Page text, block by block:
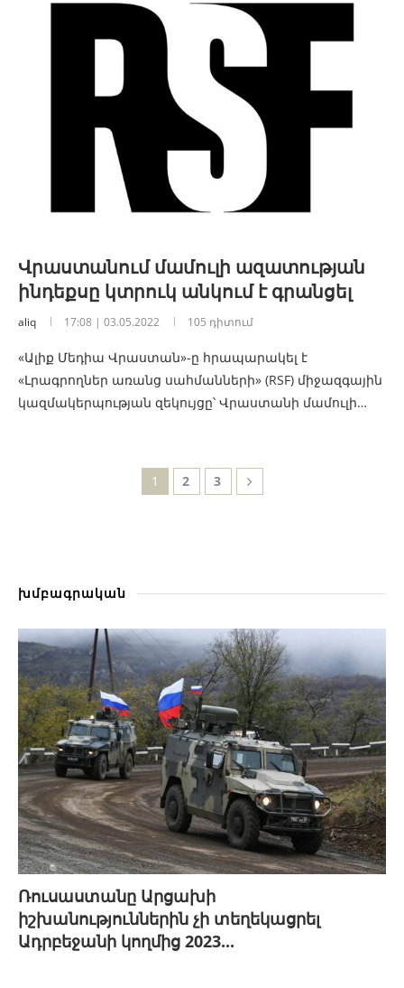
Վրաստանում մամուլի ազատության
ինդեքսը կտրուկ անկում է գրանցել
aliq 17:08 | 03.05.2022 105 դիտում
«Ալիք Մեդիա Վրաստան»-ը հրապարակել է
«Լրագրողներ առանց սահմանների» (RSF) միջազգային
կազմակերպության զեկույցը՝ Վրաստանի մամուլի…
1 2 3
խմբագրական
Ռուսաստանը Արցախի
իշխանություններին չի տեղեկացրել
Ադրբեջանի կողմից 2023...